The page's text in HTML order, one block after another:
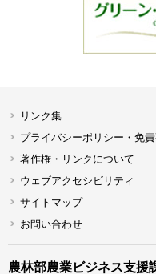
リンク集
プライバシーポリシー・免
著作権・リンクについて
ウェブアクセシビリティ
サイトマップ
お問い合わせ
農林部農業ビジネス支援